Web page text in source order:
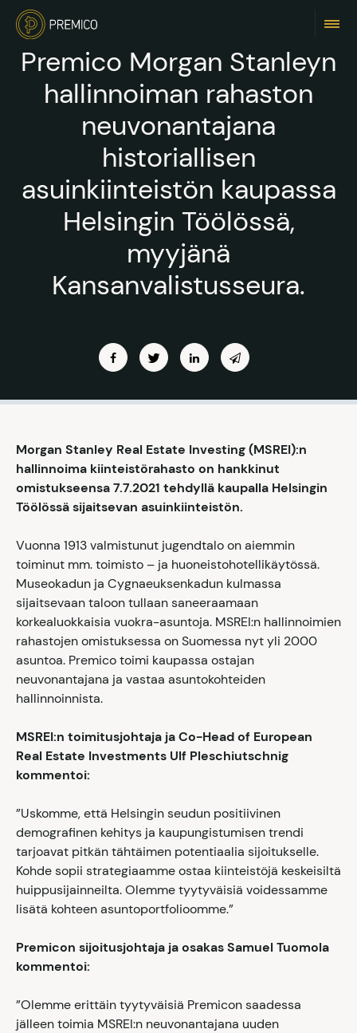
Premico Morgan Stanleyn
hallinnoiman rahaston
neuvonantajana
historiallisen
asuinkiinteistön kaupassa
Helsingin Töölössä,
myyjänä
Kansanvalistusseura.
Morgan Stanley Real Estate Investing (MSREI):n
hallinnoima kiinteistörahasto on hankkinut
omistukseensa 7.7.2021 tehdyllä kaupalla Helsingin
Töölössä sijaitsevan asuinkiinteistön.
Vuonna 1913 valmistunut jugendtalo on aiemmin
toiminut mm. toimisto – ja huoneistohotellikäytössä.
Museokadun ja Cygnaeuksenkadun kulmassa
sijaitsevaan taloon tullaan saneeraamaan
korkealuokkaisia vuokra-asuntoja. MSREI:n hallinnoimien
rahastojen omistuksessa on Suomessa nyt yli 2000
asuntoa. Premico toimi kaupassa ostajan
neuvonantajana ja vastaa asuntokohteiden
hallinnoinnista.
MSREI:n toimitusjohtaja ja Co-Head of European
Real Estate Investments Ulf Pleschiutschnig
kommentoi:
”Uskomme, että Helsingin seudun positiivinen
demografinen kehitys ja kaupungistumisen trendi
tarjoavat pitkän tähtäimen potentiaalia sijoitukselle.
Kohde sopii strategiaamme ostaa kiinteistöjä keskeisiltä
huippusijainneilta. Olemme tyytyväisiä voidessamme
lisätä kohteen asuntoportfolioomme.”
Premicon sijoitusjohtaja ja osakas Samuel Tuomola
kommentoi:
”Olemme erittäin tyytyväisiä Premicon saadessa
jälleen toimia MSREI:n neuvonantajana uuden